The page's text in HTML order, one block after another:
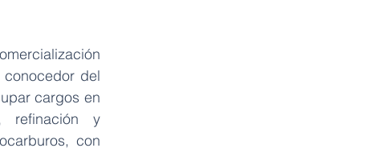
del
cargos en
refinación y
con